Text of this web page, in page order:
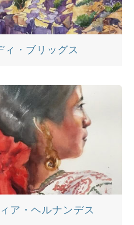
ィ・ブリッグス
ア・ヘルナンデス